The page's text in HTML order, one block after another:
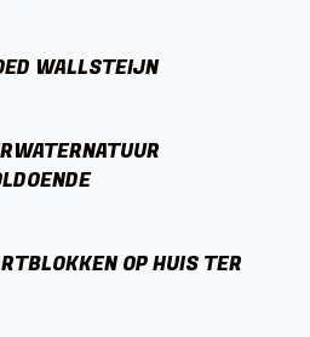
WALLSTEIJN
OP HUIS TER